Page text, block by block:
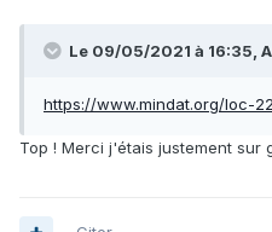
Le 09/05/2021 à 16:35,
https://www.mindat.org/loc-
Top ! Merci j'étais justement sur